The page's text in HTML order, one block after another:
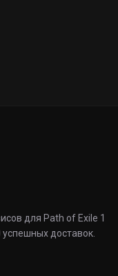
для Path of Exile 1
доставок.